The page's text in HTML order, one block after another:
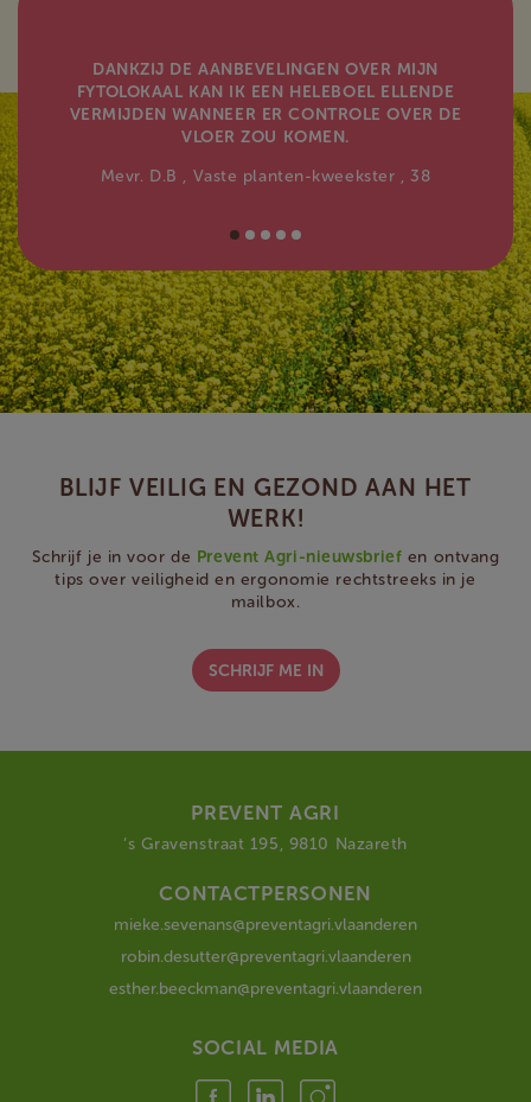
DANKZIJ DE AANBEVELINGEN OVER MIJN
FYTOLOKAAL KAN IK EEN HELEBOEL ELLENDE
VERMIJDEN WANNEER ER CONTROLE OVER DE
VLOER ZOU KOMEN.
Mevr. D.B , Vaste planten-kweekster , 38
BLIJF VEILIG EN GEZOND AAN HET
WERK!
Schrijf je in voor de Prevent Agri-nieuwsbrief en ontvang
tips over veiligheid en ergonomie rechtstreeks in je
mailbox.
SCHRIJF ME IN
PREVENT AGRI
‘s Gravenstraat 195, 9810 Nazareth
CONTACTPERSONEN
mieke.sevenans@preventagri.vlaanderen
robin.desutter@preventagri.vlaanderen
esther.beeckman@preventagri.vlaanderen
SOCIAL MEDIA